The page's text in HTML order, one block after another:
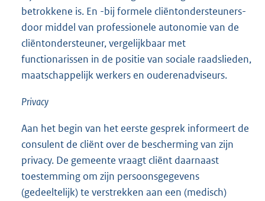
betrokkene is. En -bij formele cliëntondersteuners-
door middel van professionele autonomie van de
cliëntondersteuner, vergelijkbaar met
functionarissen in de positie van sociale raadslieden,
maatschappelijk werkers en ouderenadviseurs.
Privacy
Aan het begin van het eerste gesprek informeert de
consulent de cliënt over de bescherming van zijn
privacy. De gemeente vraagt cliënt daarnaast
toestemming om zijn persoonsgegevens
(gedeeltelijk) te verstrekken aan een (medisch)